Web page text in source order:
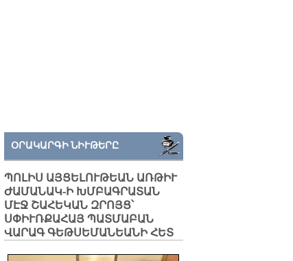
ՕՐԱԿԱՐԳԻ ՆԻՒԹԵՐԸ
ՊՈԼԻՍ ԱՅՑԵԼՈՒԹԵԱՆ ԱՌԹԻՒ
ԺԱՄԱՆԱԿ-Ի ԽՄԲԱԳՐԱՏԱՆ
ՄԷՋ ՇԱՀԵԿԱՆ ԶՐՈՅՑ՝
ՍՓԻՒՌՔԱՀԱՅ ՊԱՏՄԱԲԱՆ
ՎԱՐԱԳ ԳԵԹՍԵՄԱՆԵԱՆԻ ՀԵՏ